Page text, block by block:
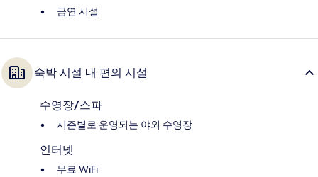
금연 시설
숙박 시설 내 편의 시설
수영장/스파
시즌별로 운영되는 야외 수영장
인터넷
무료 WiFi